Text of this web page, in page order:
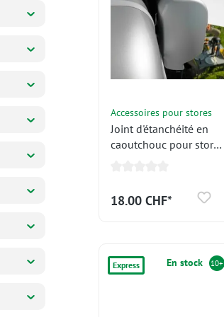
Accessoires pour stores
Joint d'étanchéité en
caoutchouc pour store
18.00 CHF*
Express En stock 10+